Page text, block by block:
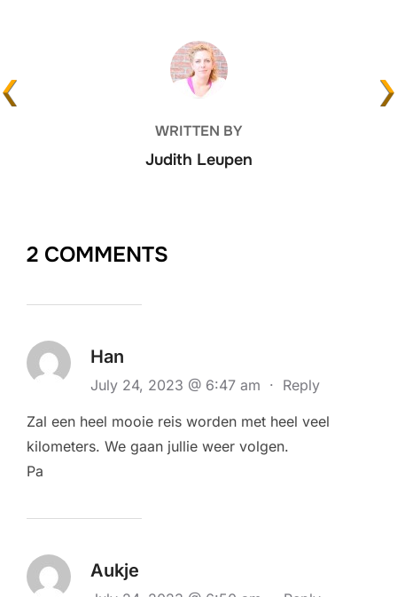
POST AUTHOR
WRITTEN BY
Judith Leupen
2 COMMENTS
Han
July 24, 2023 @ 6:47 am · Reply
Zal een heel mooie reis worden met heel veel
kilometers. We gaan jullie weer volgen.
Pa
Aukje